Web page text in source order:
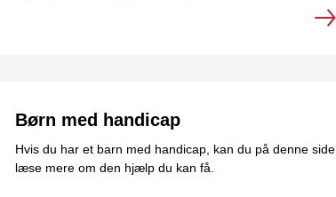
Børn med handicap
Hvis du har et barn med handicap, kan du på denne side
læse mere om den hjælp du kan få.